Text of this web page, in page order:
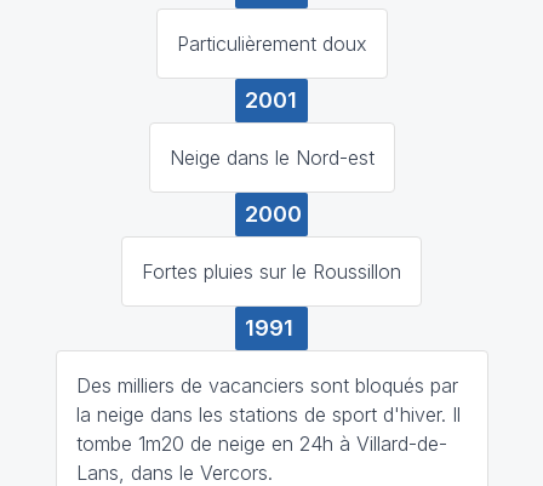
Particulièrement doux
2001
Neige dans le Nord-est
2000
Fortes pluies sur le Roussillon
1991
Des milliers de vacanciers sont bloqués par
la neige dans les stations de sport d'hiver. Il
tombe 1m20 de neige en 24h à Villard-de-
Lans, dans le Vercors.